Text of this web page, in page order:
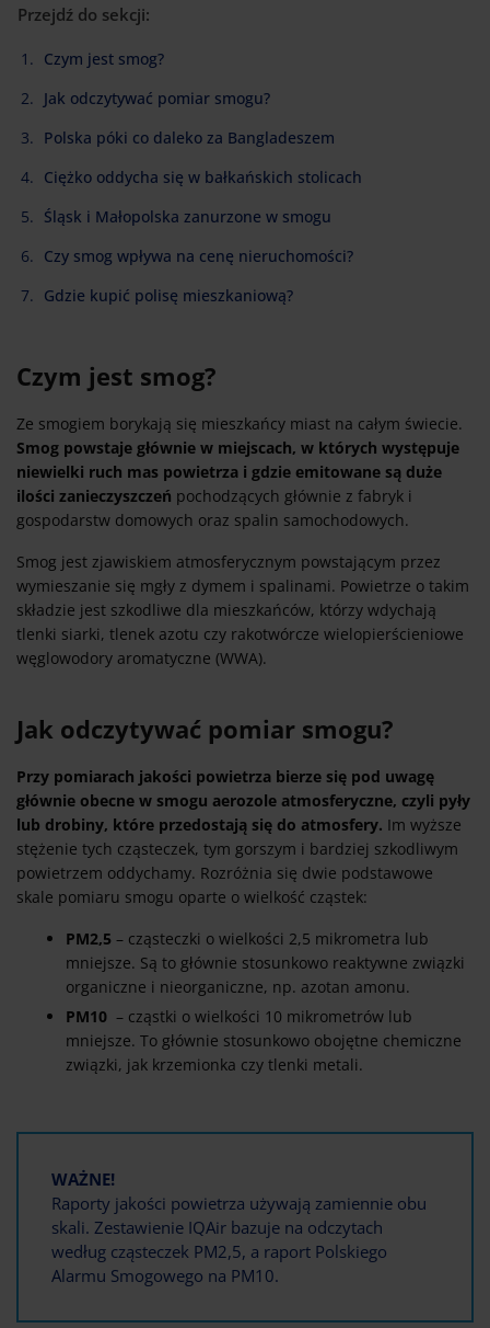
Przejdź do sekcji:
Czym jest smog?
Jak odczytywać pomiar smogu?
Polska póki co daleko za Bangladeszem
Ciężko oddycha się w bałkańskich stolicach
Śląsk i Małopolska zanurzone w smogu
Czy smog wpływa na cenę nieruchomości?
Gdzie kupić polisę mieszkaniową?
Czym jest smog?
Ze smogiem borykają się mieszkańcy miast na całym świecie.
Smog powstaje głównie w miejscach, w których występuje
niewielki ruch mas powietrza i gdzie emitowane są duże
ilości zanieczyszczeń pochodzących głównie z fabryk i
gospodarstw domowych oraz spalin samochodowych.
Smog jest zjawiskiem atmosferycznym powstającym przez
wymieszanie się mgły z dymem i spalinami. Powietrze o takim
składzie jest szkodliwe dla mieszkańców, którzy wdychają
tlenki siarki, tlenek azotu czy rakotwórcze wielopierścieniowe
węglowodory aromatyczne (WWA).
Jak odczytywać pomiar smogu?
Przy pomiarach jakości powietrza bierze się pod uwagę
głównie obecne w smogu aerozole atmosferyczne, czyli pyły
lub drobiny, które przedostają się do atmosfery. Im wyższe
stężenie tych cząsteczek, tym gorszym i bardziej szkodliwym
powietrzem oddychamy. Rozróżnia się dwie podstawowe
skale pomiaru smogu oparte o wielkość cząstek:
PM2,5 – cząsteczki o wielkości 2,5 mikrometra lub
mniejsze. Są to głównie stosunkowo reaktywne związki
organiczne i nieorganiczne, np. azotan amonu.
PM10 – cząstki o wielkości 10 mikrometrów lub
mniejsze. To głównie stosunkowo obojętne chemiczne
związki, jak krzemionka czy tlenki metali.
WAŻNE!
Raporty jakości powietrza używają zamiennie obu
skali. Zestawienie IQAir bazuje na odczytach
według cząsteczek PM2,5, a raport Polskiego
Alarmu Smogowego na PM10.